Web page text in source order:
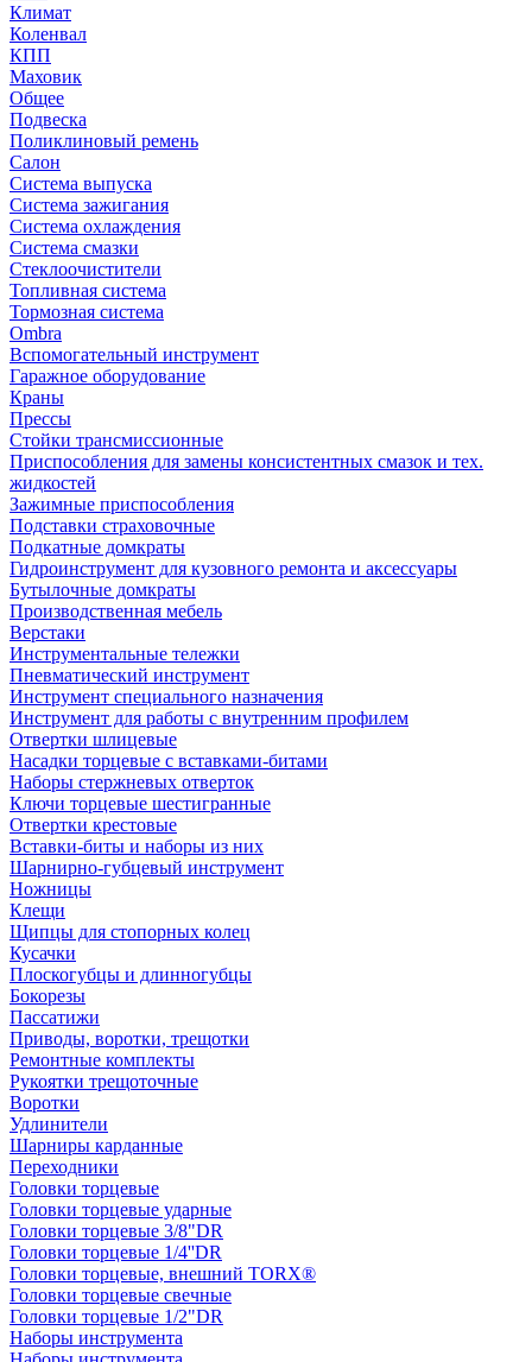
Климат
Коленвал
КПП
Маховик
Общее
Подвеска
Поликлиновый ремень
Салон
Система выпуска
Система зажигания
Система охлаждения
Система смазки
Стеклоочистители
Топливная система
Тормозная система
Ombra
Вспомогательный инструмент
Гаражное оборудование
Краны
Прессы
Стойки трансмиссионные
Приспособления для замены консистентных смазок и тех.
жидкостей
Зажимные приспособления
Подставки страховочные
Подкатные домкраты
Гидроинструмент для кузовного ремонта и аксессуары
Бутылочные домкраты
Производственная мебель
Верстаки
Инструментальные тележки
Пневматический инструмент
Инструмент специального назначения
Инструмент для работы с внутренним профилем
Отвертки шлицевые
Насадки торцевые с вставками-битами
Наборы стержневых отверток
Ключи торцевые шестигранные
Отвертки крестовые
Вставки-биты и наборы из них
Шарнирно-губцевый инструмент
Ножницы
Клещи
Щипцы для стопорных колец
Кусачки
Плоскогубцы и длинногубцы
Бокорезы
Пассатижи
Приводы, воротки, трещотки
Ремонтные комплекты
Рукоятки трещоточные
Воротки
Удлинители
Шарниры карданные
Переходники
Головки торцевые
Головки торцевые ударные
Головки торцевые 3/8"DR
Головки торцевые 1/4''DR
Головки торцевые, внешний TORX®
Головки торцевые свечные
Головки торцевые 1/2"DR
Наборы инструмента